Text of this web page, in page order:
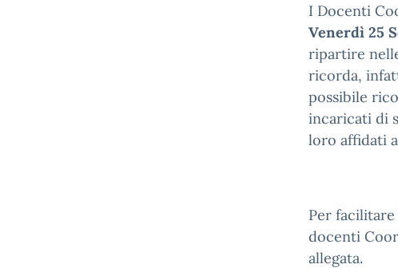
I Docenti
Venerdì 25
ripartire
ricorda,
possibile
incaricati di
loro affidati
Per
docenti
allegata.